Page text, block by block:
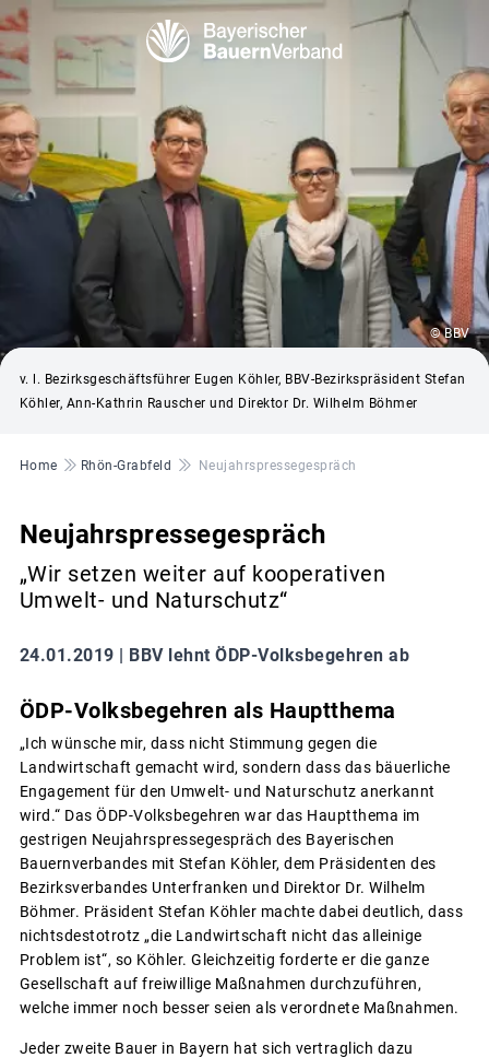
© BBV
v. l. Bezirksgeschäftsführer Eugen Köhler, BBV-Bezirkspräsident Stefan
Köhler, Ann-Kathrin Rauscher und Direktor Dr. Wilhelm Böhmer
Pfadnavigation
Home Rhön-Grabfeld Neujahrspressegespräch
Neujahrspressegespräch
„Wir setzen weiter auf kooperativen
Umwelt- und Naturschutz“
24.01.2019 | BBV lehnt ÖDP-Volksbegehren ab
ÖDP-Volksbegehren als Hauptthema
„Ich wünsche mir, dass nicht Stimmung gegen die
Landwirtschaft gemacht wird, sondern dass das bäuerliche
Engagement für den Umwelt- und Naturschutz anerkannt
wird.“ Das ÖDP-Volksbegehren war das Hauptthema im
gestrigen Neujahrspressegespräch des Bayerischen
Bauernverbandes mit Stefan Köhler, dem Präsidenten des
Bezirksverbandes Unterfranken und Direktor Dr. Wilhelm
Böhmer. Präsident Stefan Köhler machte dabei deutlich, dass
nichtsdestotrotz „die Landwirtschaft nicht das alleinige
Problem ist“, so Köhler. Gleichzeitig forderte er die ganze
Gesellschaft auf freiwillige Maßnahmen durchzuführen,
welche immer noch besser seien als verordnete Maßnahmen.
Jeder zweite Bauer in Bayern hat sich vertraglich dazu